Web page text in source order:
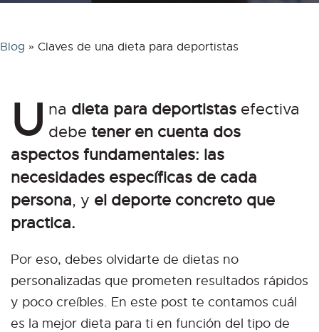
Blog » Claves de una dieta para deportistas
U na dieta para deportistas efectiva
debe tener en cuenta dos
aspectos fundamentales: las
necesidades específicas de cada
persona, y el deporte concreto que
practica.
Por eso, debes olvidarte de dietas no
personalizadas que prometen resultados rápidos
y poco creíbles. En este post te contamos cuál
es la mejor dieta para ti en función del tipo de